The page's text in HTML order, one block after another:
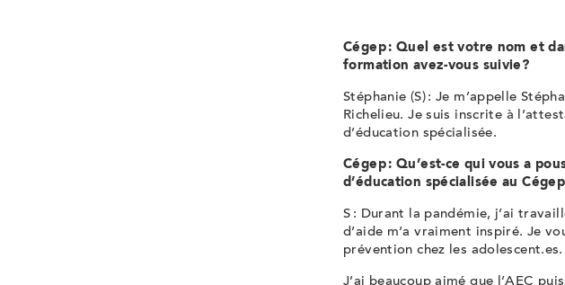
Cégep : Quel est votre nom et
formation avez-vous suivie?
Stéphanie (S) : Je m’appelle
Richelieu. Je suis inscrite à
d’éducation spécialisée.
Cégep : Qu’est-ce qui vous a
d’éducation spécialisée au
S : Durant la pandémie, j’ai
d’aide m’a vraiment inspiré. Je
prévention chez les adolescent.es.
J’ai beaucoup aimé que l’AEC